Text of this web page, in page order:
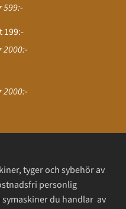
599:-
199:-
tyger och sybehör av
personlig
du handlar av